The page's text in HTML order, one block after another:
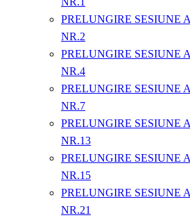
PRELUNGIRE SESIUNE
NR.2
PRELUNGIRE SESIUNE
NR.4
PRELUNGIRE SESIUNE
NR.7
PRELUNGIRE SESIUNE
NR.13
PRELUNGIRE SESIUNE
NR.15
PRELUNGIRE SESIUNE
NR.21